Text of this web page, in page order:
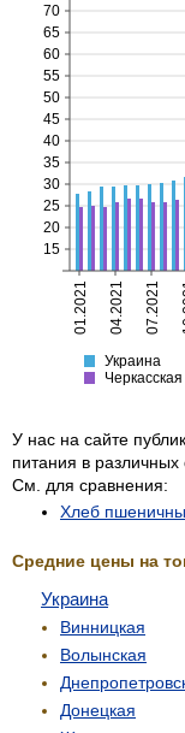
Украина
Черкасская
01.2021 04.2021 07.2021
15
20
25
30
35
40
45
50
55
60
65
70
Украина
Черкасская
У нас на сайте
питания в различных
См. для сравнения:
Хлеб
Средние цены на
Украина
Винницкая
Волынская
Донецкая